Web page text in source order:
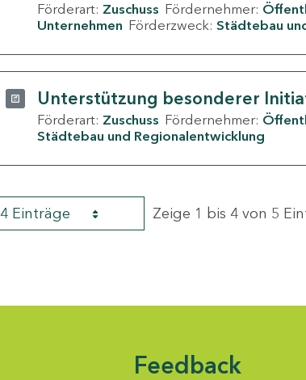
Förderart: Zuschuss Fördernehmer:
Unternehmen Förderzweck: Städtebau
Unterstützung besonderer
Förderart: Zuschuss Fördernehmer:
Städtebau und Regionalentwicklung
4 Einträge Zeige 1 bis 4 von 5
Feedback